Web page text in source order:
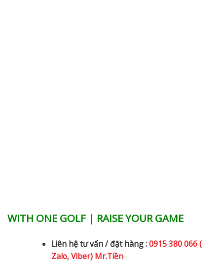
WITH ONE GOLF | RAISE YOUR GAME
Liên hệ tư vấn / đặt hàng :0915 380 066 (
Zalo, Viber) Mr.Tiền